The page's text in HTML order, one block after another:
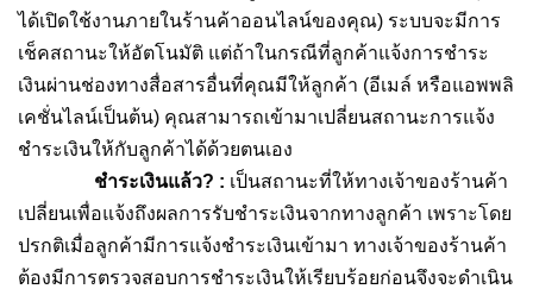
ได้เปิดใช้งานภายในร้านค้าออนไลน์ของคุณ) ระบบจะมีการ
เช็คสถานะให้อัตโนมัติ แต่ถ้าในกรณีที่ลูกค้าแจ้งการชำระ
เงินผ่านช่องทางสื่อสารอื่นที่คุณมีให้ลูกค้า (อีเมล์ หรือแอพพลิ
เคชั่นไลน์เป็นต้น) คุณสามารถเข้ามาเปลี่ยนสถานะการแจ้ง
ชำระเงินให้กับลูกค้าได้ด้วยตนเอง
ชำระเงินแล้ว? : เป็นสถานะที่ให้ทางเจ้าของร้านค้า
เปลี่ยนเพื่อแจ้งถึงผลการรับชำระเงินจากทางลูกค้า เพราะโดย
ปรกติเมื่อลูกค้ามีการแจ้งชำระเงินเข้ามา ทางเจ้าของร้านค้า
ต้องมีการตรวจสอบการชำระเงินให้เรียบร้อยก่อนจึงจะดำเนิน